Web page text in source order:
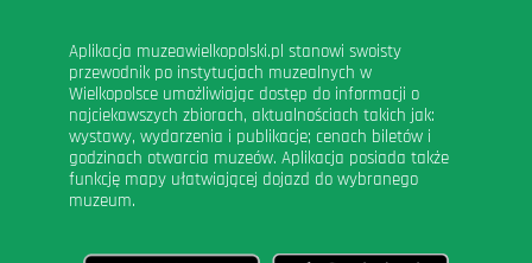
Aplikacja muzeawielkopolski.pl stanowi swoisty
przewodnik po instytucjach muzealnych w
Wielkopolsce umożliwiając dostęp do informacji o
najciekawszych zbiorach, aktualnościach takich jak:
wystawy, wydarzenia i publikacje; cenach biletów i
godzinach otwarcia muzeów. Aplikacja posiada także
funkcję mapy ułatwiającej dojazd do wybranego
muzeum.